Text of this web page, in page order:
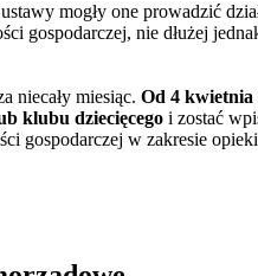
mogły one prowadzić
gospodarczej, nie dłużej
niecały miesiąc. Od 4 kwietnia
klubu dziecięcego i zostać
gospodarczej w zakresie